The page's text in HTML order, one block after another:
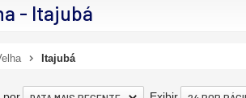
- Itajubá
Itajubá